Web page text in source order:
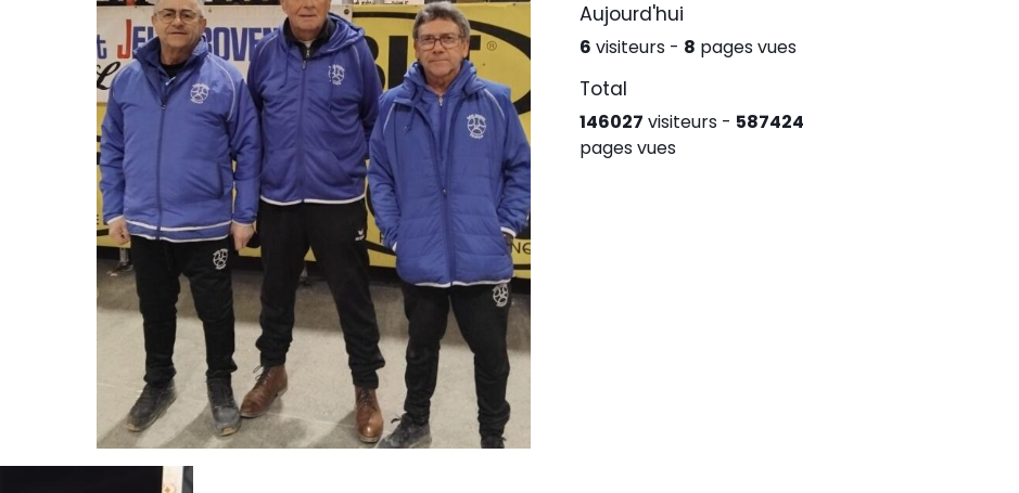
Aujourd'hui
6 visiteurs - 8 pages vues
Total
146027 visiteurs - 587424
pages vues